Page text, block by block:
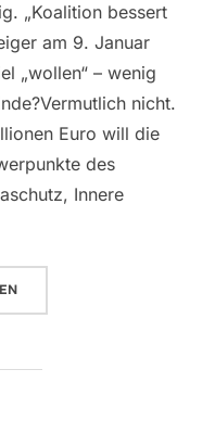
„Koalition bessert
am 9. Januar
„wollen“ – wenig
nicht.
Euro will die
des
Innere
„NEUE HOFFNUNG FÜR